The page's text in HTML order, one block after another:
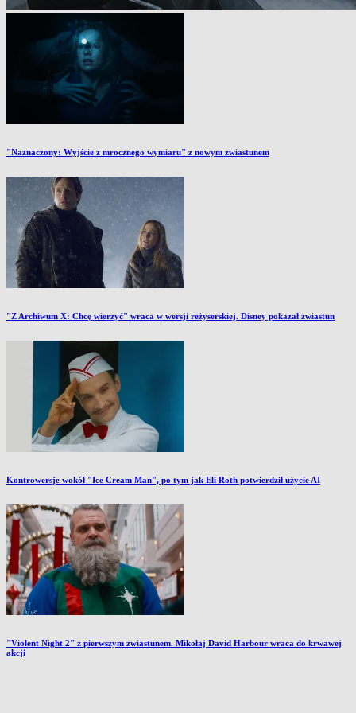
"Naznaczony: Wyjście z mrocznego wymiaru" z nowym zwiastunem
"Z Archiwum X: Chcę wierzyć" wraca w wersji reżyserskiej. Disney pokazał zwiastun
Kontrowersje wokół "Ice Cream Man", po tym jak Eli Roth potwierdził użycie AI
"Violent Night 2" z pierwszym zwiastunem. Mikołaj David Harbour wraca do krwawej
akcji